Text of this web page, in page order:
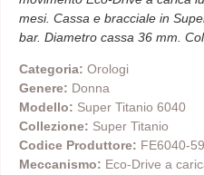
mesi. Cassa e bracciale in
bar. Diametro cassa 36 mm.
Categoria: Orologi
Genere: Donna
Modello: Super Titanio 6040
Collezione: Super Titanio
Codice Produttore: FE6040-
Meccanismo: Eco-Drive a